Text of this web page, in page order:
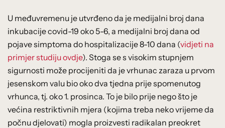
U međuvremenu je utvrđeno da je medijalni broj dana
inkubacije covid-19 oko 5-6, a medijalni broj dana od
pojave simptoma do hospitalizacije 8-10 dana (vidjeti na
primjer studiju ovdje). Stoga se s visokim stupnjem
sigurnosti može procijeniti da je vrhunac zaraza u prvom
jesenskom valu bio oko dva tjedna prije spomenutog
vrhunca, tj. oko 1. prosinca. To je bilo prije nego što je
većina restriktivnih mjera (kojima treba neko vrijeme da
počnu djelovati) mogla proizvesti radikalan preokret